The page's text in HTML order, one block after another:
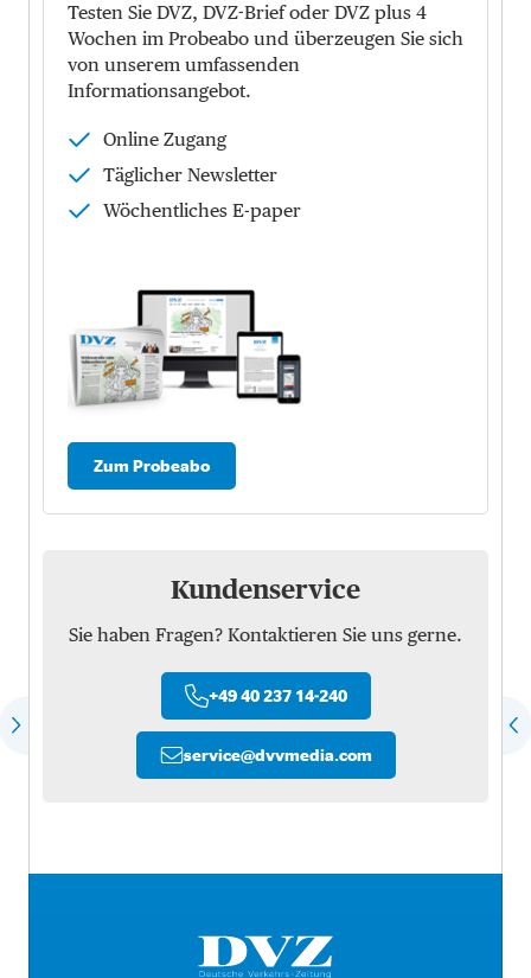
Testen Sie DVZ, DVZ-Brief oder DVZ plus 4
Wochen im Probeabo und überzeugen Sie sich
von unserem umfassenden
Informationsangebot.
Online Zugang
Täglicher Newsletter
Wöchentliches E-paper
Zum Probeabo
Kundenservice
Sie haben Fragen? Kontaktieren Sie uns gerne.
+49 40 237 14-240
service@dvvmedia.com